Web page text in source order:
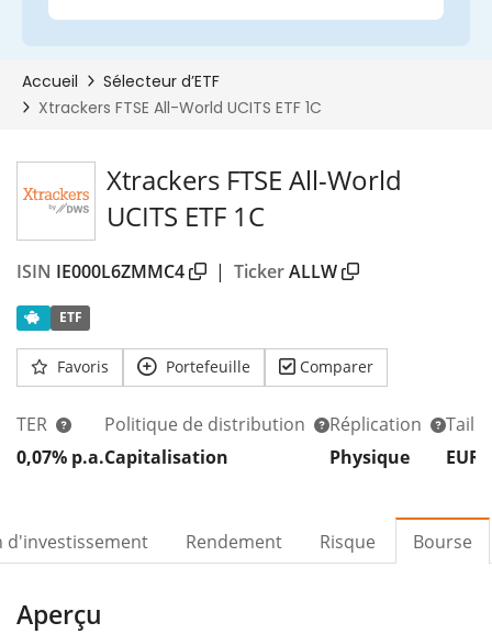
Xtrackers FTSE All-World
UCITS ETF 1C
ISIN IE000L6ZMMC4 | TickerALLW
ETF
Favoris Portefeuille Comparer
TER
0,07% p.a.
Politique de distribution
Capitalisation
Réplication
Physique
EUR
d'investissement Rendement Risque Bourse
Aperçu